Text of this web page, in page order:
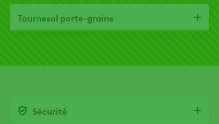
Tournesol porte-graine
Sécurité